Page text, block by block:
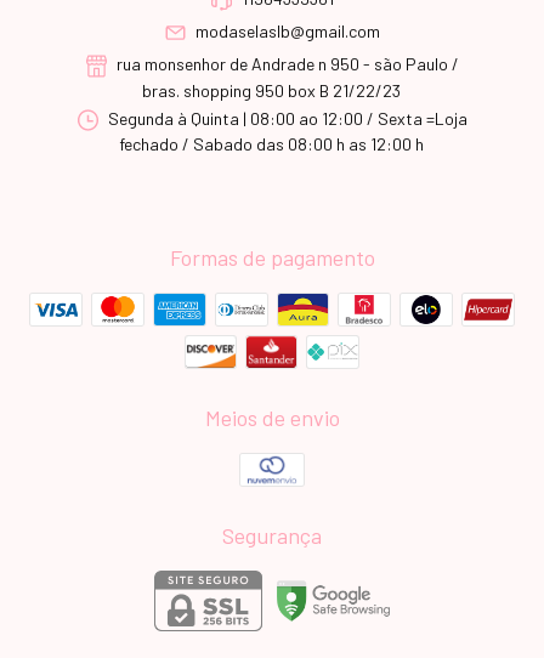
modaselaslb@gmail.com
rua monsenhor de Andrade n 950 - são Paulo /
bras. shopping 950 box B 21/22/23
Segunda à Quinta | 08:00 ao 12:00 / Sexta =Loja
fechado / Sabado das 08:00 h as 12:00 h
Formas de pagamento
Meios de envio
Segurança